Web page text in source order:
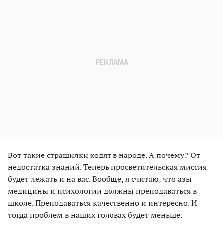
Вот такие страшилки ходят в народе. А почему? От
недостатка знаний. Теперь просветительская миссия
будет лежать и на вас. Вообще, я считаю, что азы
медицины и психологии должны преподаваться в
школе. Преподаваться качественно и интересно. И
тогда проблем в наших головах будет меньше.